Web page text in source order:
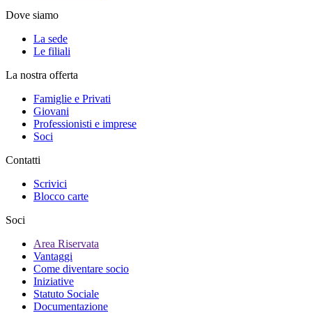
Dove siamo
La sede
Le filiali
La nostra offerta
Famiglie e Privati
Giovani
Professionisti e imprese
Soci
Contatti
Scrivici
Blocco carte
Soci
Area Riservata
Vantaggi
Come diventare socio
Iniziative
Statuto Sociale
Documentazione